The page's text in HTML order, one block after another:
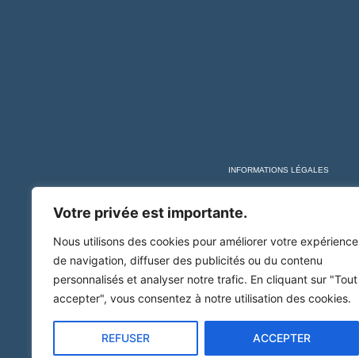
Votre privée est importante.
Nous utilisons des cookies pour améliorer votre expérience
de navigation, diffuser des publicités ou du contenu
personnalisés et analyser notre trafic. En cliquant sur "Tout
accepter", vous consentez à notre utilisation des cookies.
REFUSER ACCEPTER
INFORMATIONS LÉGALES